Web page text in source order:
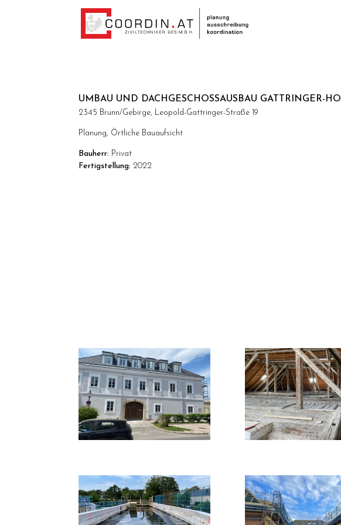
UMBAU UND DACHGESCHOSSAUSBAU GATTRINGER-HOF
2345 Brunn/Gebirge, Leopold-Gattringer-Straße 19
Planung, Örtliche Bauaufsicht
Bauherr: Privat
Fertigstellung: 2022